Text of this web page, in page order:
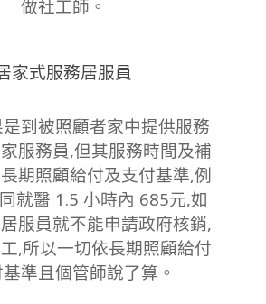
做社工師。
家式服務居服員
到被照顧者家中提供服務
服務員,但其服務時間及補
期照顧給付及支付基準,例
就醫 1.5 小時內 685元,如
服員就不能申請政府核銷,
,所以一切依長期照顧給付
準且個管師說了算。